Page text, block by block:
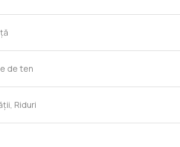
de ten
Riduri